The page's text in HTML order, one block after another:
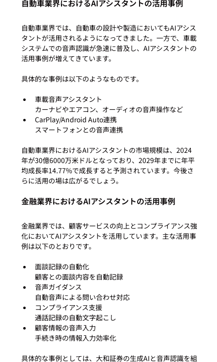
自動車業界におけるAIアシスタントの活用事例
自動車業界では、自動車の設計や製造においてもAIアシス
タントが活用されるようになってきました。一方で、車載
システムでの音声認識が急速に普及し、AIアシスタントの
活用事例が増えてきています。
車載音声アシスタント
カーナビやエアコン、オーディオの音声操作など
CarPlay/Android Auto連携
スマートフォンとの音声連携
自動車業界におけるAIアシスタントの市場規模は、2024
年が30億6000万米ドルとなっており、2029年までに年平
均成長率14.77%で成長すると予測されています。今後さ
金融業界におけるAIアシスタントの活用事例
金融業界では、顧客サービスの向上とコンプライアンス強
化においてAIアシスタントを活用しています。主な活用事
面談記録の自動化
顧客との面談内容を自動記録
音声ガイダンス
自動音声による問い合わせ対応
コンプライアンス支援
通話記録の自動文字起こし
顧客情報の音声入力
手続き時の情報入力効率化
具体的な事例としては、大和証券の生成AIと音声認識を組